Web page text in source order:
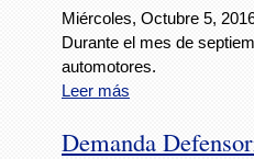
Miércoles, Octubre 5,
Durante el mes de
automotores.
Leer más
Demanda